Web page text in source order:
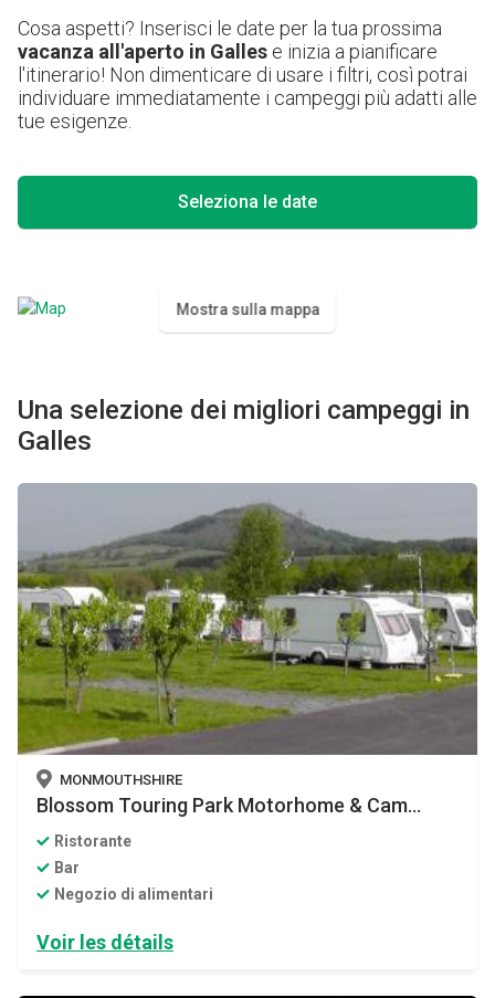
Cosa aspetti? Inserisci le date per la tua prossima
vacanza all'aperto in Galles e inizia a pianificare
l'itinerario! Non dimenticare di usare i filtri, così potrai
individuare immediatamente i campeggi più adatti alle
tue esigenze.
Mostra sulla mappa
Seleziona le date
Una selezione dei migliori campeggi in
Galles
MONMOUTHSHIRE
Blossom Touring Park Motorhome & Cam...
Ristorante
Bar
Negozio di alimentari
Voir les détails